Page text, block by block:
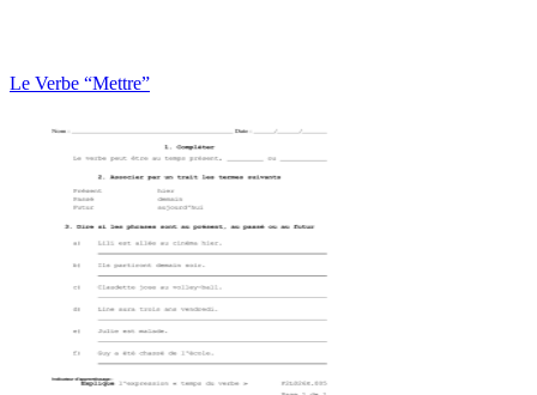
Le Verbe “Mettre”